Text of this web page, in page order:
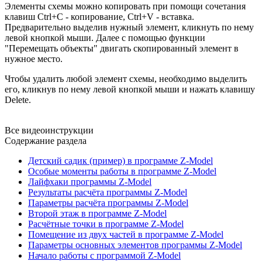
Элементы схемы можно копировать при помощи сочетания
клавиш Ctrl+C - копирование, Ctrl+V - вставка.
Предварительно выделив нужный элемент, кликнуть по нему
левой кнопкой мыши. Далее с помощью функции
"Перемещать объекты" двигать скопированный элемент в
нужное место.
Чтобы удалить любой элемент схемы, необходимо выделить
его, кликнув по нему левой кнопкой мыши и нажать клавишу
Delete.
Все видеоинструкции
Содержание раздела
Детский садик (пример) в программе Z-Model
Особые моменты работы в программе Z-Model
Лайфхаки программы Z-Model
Результаты расчёта программы Z-Model
Параметры расчёта программы Z-Model
Второй этаж в программе Z-Model
Расчётные точки в программе Z-Model
Помещение из двух частей в программе Z-Model
Параметры основных элементов программы Z-Model
Начало работы с программой Z-Model